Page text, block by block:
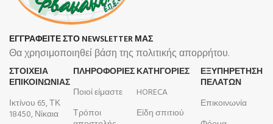
ΕΓΓΡΑΦΕΙΤΕ ΣΤΟ NEWSLETTER ΜΑΣ
Θα χρησιμοποιηθεί βάση της πολιτικής απορρήτου.
ΣΤΟΙΧΕΙΑ
ΕΠΙΚΟΙΝΩΝΙΑΣ
Ικτίνου 65, ΤΚ
18450, Νίκαια
ΠΛΗΡΟΦΟΡΊΕΣ
Ποιοί είμαστε
Τρόποι
ΚΑΤΗΓΟΡΙΕΣ
HORECA
Είδη σπιτιού
ΕΞΥΠΗΡΕΤΗΣΗ
ΠΕΛΑΤΩΝ
Επικοινωνία